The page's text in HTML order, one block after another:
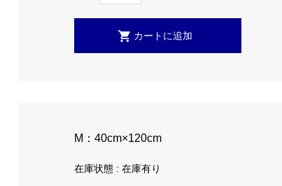
M：40cm×120cm
在庫状態 : 在庫有り